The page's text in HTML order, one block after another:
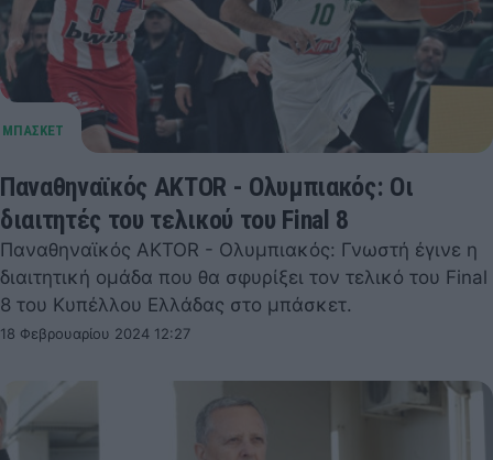
Παναθηναϊκός AKTOR - Ολυμπιακός: Οι
διαιτητές του τελικού του Final 8
Παναθηναϊκός AKTOR - Ολυμπιακός: Γνωστή έγινε η
διαιτητική ομάδα που θα σφυρίξει τον τελικό του Final
8 του Κυπέλλου Ελλάδας στο μπάσκετ.
18 Φεβρουαρίου 2024 12:27